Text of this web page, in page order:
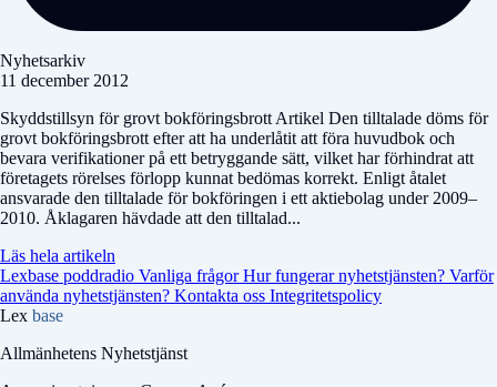
Nyhetsarkiv
11 december 2012
Skyddstillsyn för grovt bokföringsbrott Artikel Den tilltalade döms för
grovt bokföringsbrott efter att ha underlåtit att föra huvudbok och
bevara verifikationer på ett betryggande sätt, vilket har förhindrat att
företagets rörelses förlopp kunnat bedömas korrekt. Enligt åtalet
ansvarade den tilltalade för bokföringen i ett aktiebolag under 2009–
2010. Åklagaren hävdade att den tilltalad...
Läs hela artikeln
Lexbase poddradio Vanliga frågorHur fungerar nyhetstjänsten? Varför
använda nyhetstjänsten? Kontakta oss Integritetspolicy
Lex base
Allmänhetens Nyhetstjänst